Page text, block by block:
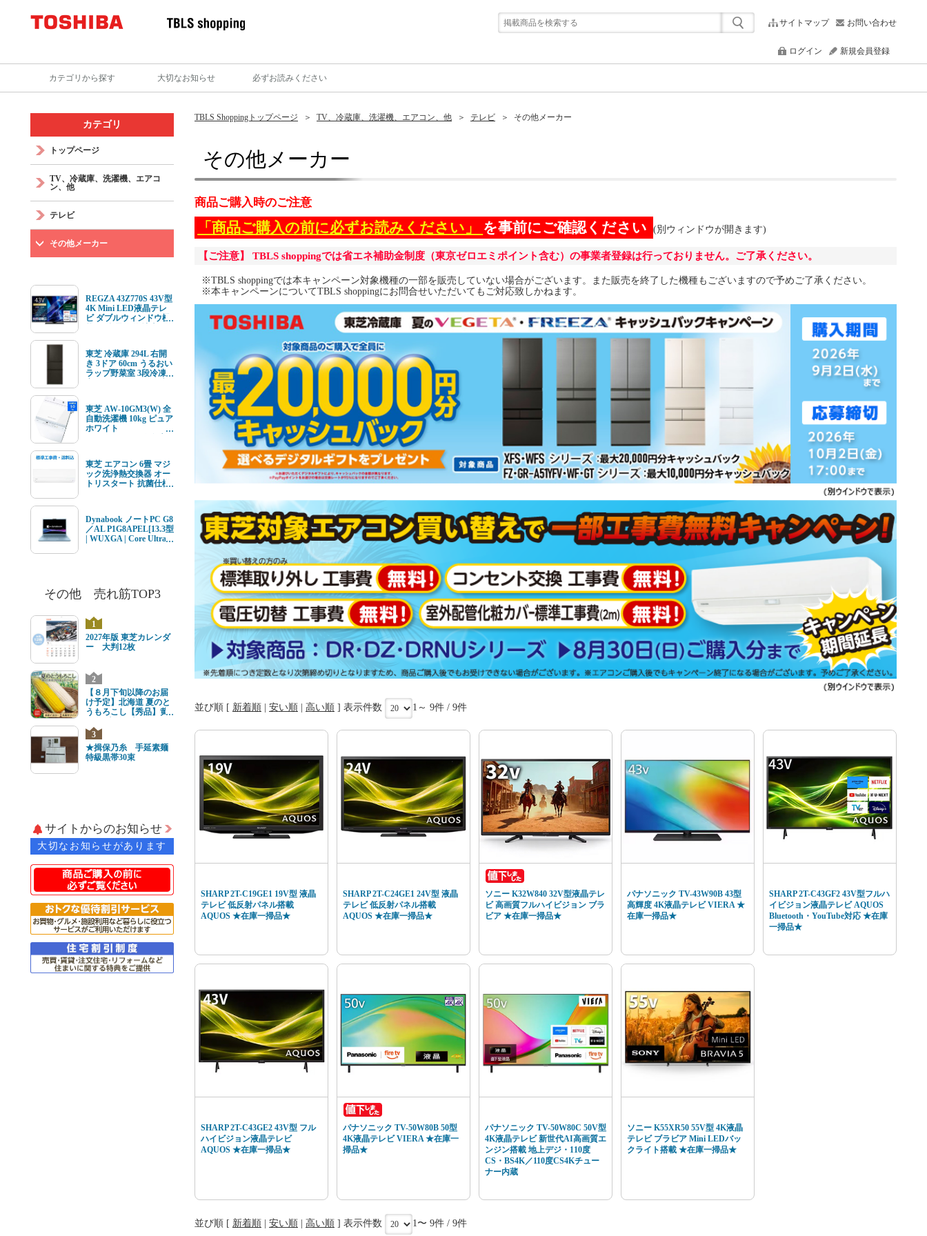
サイトマップ お問い合わせ
ログイン 新規会員登録
カテゴリから探す 大切なお知らせ 必ずお読みください
TBLS Shoppingトップページ TV、冷蔵庫、洗濯機、エアコン、他 テレビ その他メーカー
その他メーカー
商品ご購入時のご注意
「商品ご購入の前に必ずお読みください」 を事前にご確認ください (別ウィンドウが開きます)
【ご注意】 TBLS shoppingでは省エネ補助金制度（東京ゼロエミポイント含む）の事業者登録は行っておりません。ご了承ください。
※TBLS shoppingでは本キャンペーン対象機種の一部を販売していない場合がございます。また販売を終了した機種もございますので予めご了承ください。
※本キャンペーンについてTBLS shoppingにお問合せいただいてもご対応致しかねます。
並び順 [ 新着順 安い順 高い順 ] 表示件数 1～ 9件 / 9件
SHARP 2T-C19GE1 19V型 液晶
テレビ 低反射パネル搭載
AQUOS ★在庫一掃品★
SHARP 2T-C24GE1 24V型 液晶
テレビ 低反射パネル搭載
AQUOS ★在庫一掃品★
ソニー K32W840 32V型液晶テレ
ビ 高画質フルハイビジョン ブラ
ビア ★在庫一掃品★
パナソニック TV-43W90B 43型
高輝度 4K液晶テレビ VIERA ★
在庫一掃品★
SHARP 2T-C43GF2 43V型フルハ
イビジョン液晶テレビ AQUOS
Bluetooth・YouTube対応 ★在庫
一掃品★
SHARP 2T-C43GE2 43V型 フル
ハイビジョン液晶テレビ
AQUOS ★在庫一掃品★
パナソニック TV-50W80B 50型
4K液晶テレビ VIERA ★在庫一
掃品★
パナソニック TV-50W80C 50V型
4K液晶テレビ 新世代AI高画質エ
ンジン搭載 地上デジ・110度
CS・BS4K／110度CS4Kチュー
ナー内蔵
ソニー K55XR50 55V型 4K液晶
テレビ ブラビア Mini LEDバッ
クライト搭載 ★在庫一掃品★
並び順 [ 新着順 安い順 高い順 ] 表示件数 1〜 9件 / 9件
カテゴリ
トップページ
TV、冷蔵庫、洗濯機、エアコ
ン、他
テレビ
その他メーカー
REGZA 43Z770S 43V型
4K Mini LED液晶テレ
ビ ダブルウィンドウ機
ルチューナー内蔵
東芝 冷蔵庫 294L 右開
き 3ドア 60cm うるおい
ラップ野菜室 3段冷凍
東芝 AW-10GM3(W) 全
自動洗濯機 10kg ピュア
ホワイト
東芝 エアコン 6畳 マジ
ック洗浄熱交換器 オー
トリスタート 抗菌仕様
ル 標準工事費込 単相
100V 15Aタイプ
Dynabook ノートPC G8
／AL P1G8APEL[13.3型
| WUXGA | Core Ultra 7
その他 売れ筋TOP3
1
2027年版 東芝カレンダ
ー 大判12枚
2
【８月下旬以降のお届
け予定】北海道 夏のと
うもろこし【秀品】黄
ズ3
★揖保乃糸 手延素麺
特級黒帯30束
サイトからのお知らせ
大切なお知らせがあります